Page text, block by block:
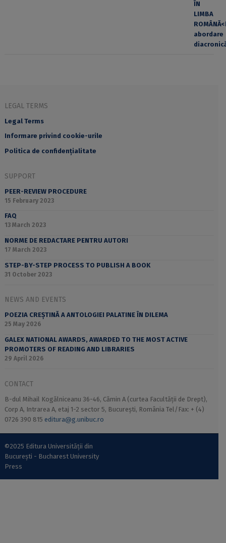
LEGAL TERMS
Legal Terms
Informare privind cookie-urile
Politica de confidențialitate
SUPPORT
PEER-REVIEW PROCEDURE
15 February 2023
FAQ
13 March 2023
NORME DE REDACTARE PENTRU AUTORI
17 March 2023
STEP-BY-STEP PROCESS TO PUBLISH A BOOK
31 October 2023
NEWS AND EVENTS
POEZIA CREȘTINĂ A ANTOLOGIEI PALATINE ÎN DILEMA
25 May 2026
GALEX NATIONAL AWARDS, AWARDED TO THE MOST ACTIVE
PROMOTERS OF READING AND LIBRARIES
29 April 2026
CONTACT
B-dul Mihail Kogălniceanu 36-46, Cămin A (curtea Facultății de Drept),
Corp A, Intrarea A, etaj 1-2 sector 5, București, România Tel/Fax: + (4)
0726 390 815 editura@g.unibuc.ro
©2025 Editura Universității din
București - Bucharest University
Press